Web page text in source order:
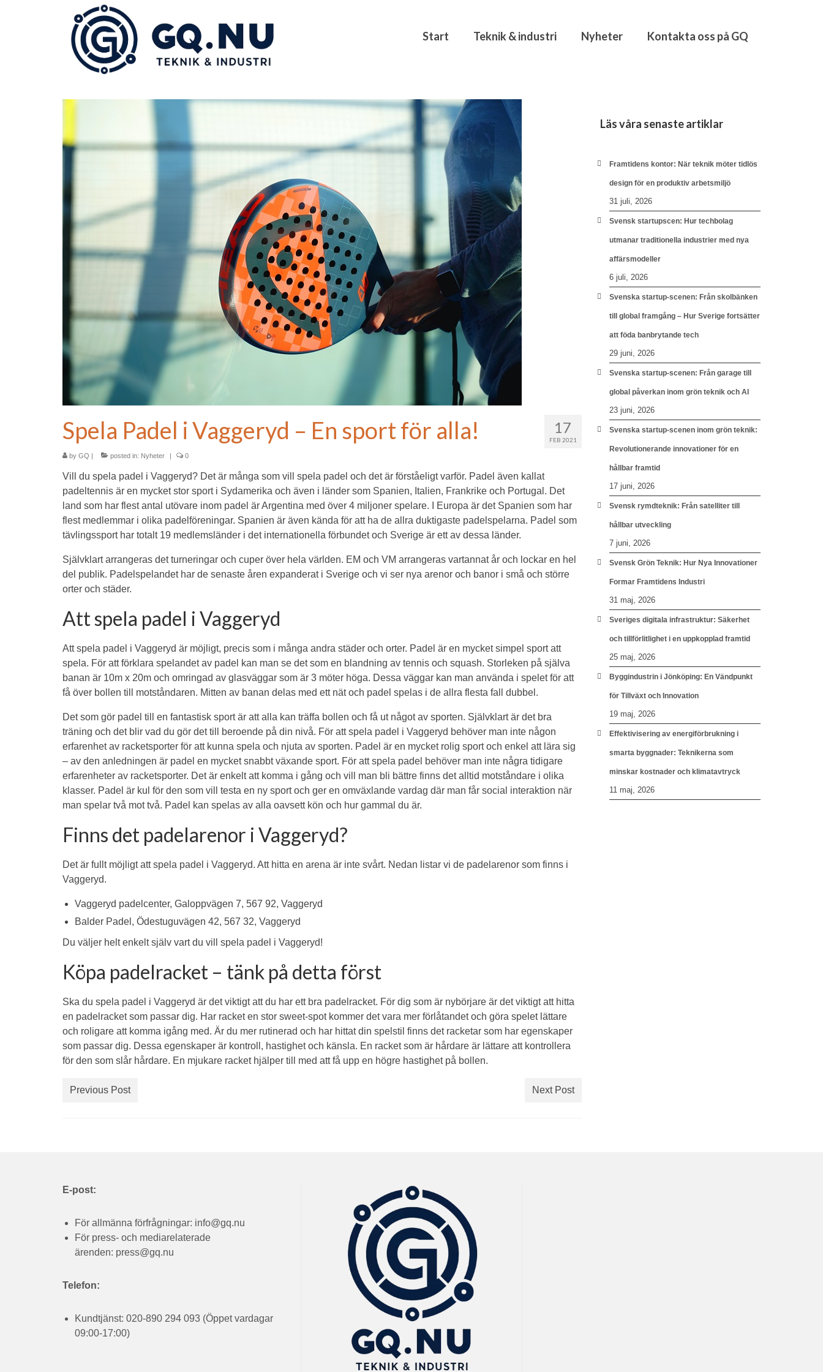
Start Teknik & industri Nyheter Kontakta oss på GQ
17
FEB 2021
Spela Padel i Vaggeryd – En sport för alla!
by GQ | posted in: Nyheter | 0
Vill du spela padel i Vaggeryd? Det är många som vill spela padel och det är förståeligt varför. Padel även kallat
padeltennis är en mycket stor sport i Sydamerika och även i länder som Spanien, Italien, Frankrike och Portugal. Det
land som har flest antal utövare inom padel är Argentina med över 4 miljoner spelare. I Europa är det Spanien som har
flest medlemmar i olika padelföreningar. Spanien är även kända för att ha de allra duktigaste padelspelarna. Padel som
tävlingssport har totalt 19 medlemsländer i det internationella förbundet och Sverige är ett av dessa länder.
Självklart arrangeras det turneringar och cuper över hela världen. EM och VM arrangeras vartannat år och lockar en hel
del publik. Padelspelandet har de senaste åren expanderat i Sverige och vi ser nya arenor och banor i små och större
orter och städer.
Att spela padel i Vaggeryd
Att spela padel i Vaggeryd är möjligt, precis som i många andra städer och orter. Padel är en mycket simpel sport att
spela. För att förklara spelandet av padel kan man se det som en blandning av tennis och squash. Storleken på själva
banan är 10m x 20m och omringad av glasväggar som är 3 möter höga. Dessa väggar kan man använda i spelet för att
få över bollen till motståndaren. Mitten av banan delas med ett nät och padel spelas i de allra flesta fall dubbel.
Det som gör padel till en fantastisk sport är att alla kan träffa bollen och få ut något av sporten. Självklart är det bra
träning och det blir vad du gör det till beroende på din nivå. För att spela padel i Vaggeryd behöver man inte någon
erfarenhet av racketsporter för att kunna spela och njuta av sporten. Padel är en mycket rolig sport och enkel att lära sig
– av den anledningen är padel en mycket snabbt växande sport. För att spela padel behöver man inte några tidigare
erfarenheter av racketsporter. Det är enkelt att komma i gång och vill man bli bättre finns det alltid motståndare i olika
klasser. Padel är kul för den som vill testa en ny sport och ger en omväxlande vardag där man får social interaktion när
man spelar två mot två. Padel kan spelas av alla oavsett kön och hur gammal du är.
Finns det padelarenor i Vaggeryd?
Det är fullt möjligt att spela padel i Vaggeryd. Att hitta en arena är inte svårt. Nedan listar vi de padelarenor som finns i
Vaggeryd.
Vaggeryd padelcenter, Galoppvägen 7, 567 92, Vaggeryd
Balder Padel, Ödestuguvägen 42, 567 32, Vaggeryd
Du väljer helt enkelt själv vart du vill spela padel i Vaggeryd!
Köpa padelracket – tänk på detta först
Ska du spela padel i Vaggeryd är det viktigt att du har ett bra padelracket. För dig som är nybörjare är det viktigt att hitta
en padelracket som passar dig. Har racket en stor sweet-spot kommer det vara mer förlåtandet och göra spelet lättare
och roligare att komma igång med. Är du mer rutinerad och har hittat din spelstil finns det racketar som har egenskaper
som passar dig. Dessa egenskaper är kontroll, hastighet och känsla. En racket som är hårdare är lättare att kontrollera
för den som slår hårdare. En mjukare racket hjälper till med att få upp en högre hastighet på bollen.
Previous Post Next Post
Läs våra senaste artiklar
Framtidens kontor: När teknik möter tidlös
design för en produktiv arbetsmiljö
31 juli, 2026
Svensk startupscen: Hur techbolag
utmanar traditionella industrier med nya
affärsmodeller
6 juli, 2026
Svenska startup-scenen: Från skolbänken
till global framgång – Hur Sverige fortsätter
att föda banbrytande tech
29 juni, 2026
Svenska startup-scenen: Från garage till
global påverkan inom grön teknik och AI
23 juni, 2026
Svenska startup-scenen inom grön teknik:
Revolutionerande innovationer för en
hållbar framtid
17 juni, 2026
Svensk rymdteknik: Från satelliter till
hållbar utveckling
7 juni, 2026
Svensk Grön Teknik: Hur Nya Innovationer
Formar Framtidens Industri
31 maj, 2026
Sveriges digitala infrastruktur: Säkerhet
och tillförlitlighet i en uppkopplad framtid
25 maj, 2026
Byggindustrin i Jönköping: En Vändpunkt
för Tillväxt och Innovation
19 maj, 2026
Effektivisering av energiförbrukning i
smarta byggnader: Teknikerna som
minskar kostnader och klimatavtryck
11 maj, 2026
E-post:
För allmänna förfrågningar: info@gq.nu
För press- och mediarelaterade
ärenden: press@gq.nu
Telefon:
Kundtjänst: 020-890 294 093 (Öppet vardagar
09:00-17:00)